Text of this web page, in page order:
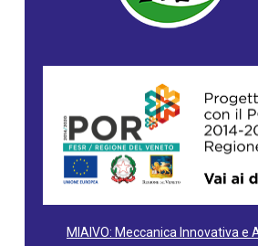
MIAIVO: Meccanica Innovativa e